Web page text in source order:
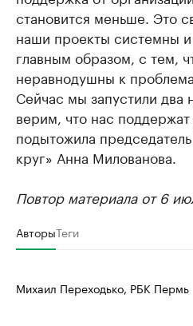
становится меньше. Это
наши проекты системны
главным образом, с тем,
неравнодушны к
Сейчас мы запустили два
верим, что нас
подытожила
круг» Анна Милованова.
Повтор материала от 6
АвторыТеги
Михаил Переходько, РБК Пермь